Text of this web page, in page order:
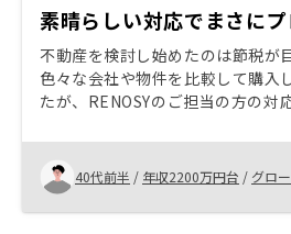
素晴らしい対応でまさに
不動産を検討し始めたのは節税が
色々な会社や物件を比較して購入
たが、RENOSYのご担当の方の対
感動し、そのまま購入となりま
思いますが、プロの営業パーソン
体感することができたのが最も良
40代前半 / 年収2200万円台 / グロ